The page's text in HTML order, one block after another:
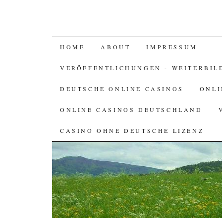
SKIP TO CONTENT
HOME ABOUT IMPRESSUM
VERÖFFENTLICHUNGEN -
DEUTSCHE ONLINE CASINOS
ONLINE CASINOS DEUTSCHLAND
CASINO OHNE DEUTSCHE LIZENZ